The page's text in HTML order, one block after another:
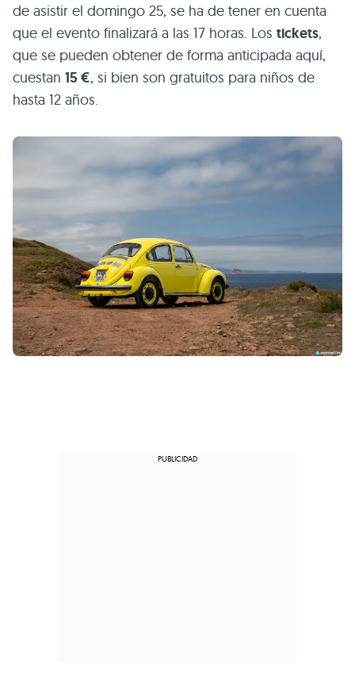
de asistir el domingo 25, se ha de tener en cuenta
que el evento finalizará a las 17 horas. Los tickets,
que se pueden obtener de forma anticipada aquí,
cuestan 15 €, si bien son gratuitos para niños de
hasta 12 años.